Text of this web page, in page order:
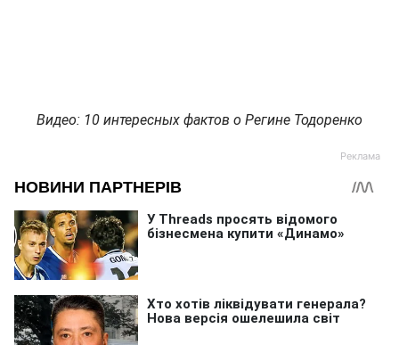
Видео: 10 интересных фактов о Регине Тодоренко